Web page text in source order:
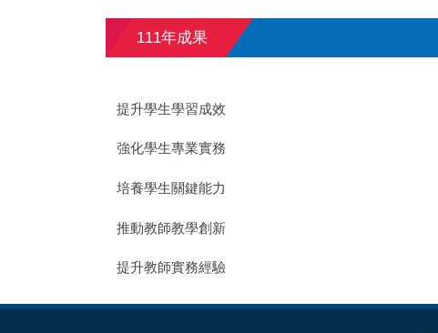
111年成果
提升學生學習成效
強化學生專業實務
培養學生關鍵能力
推動教師教學創新
提升教師實務經驗